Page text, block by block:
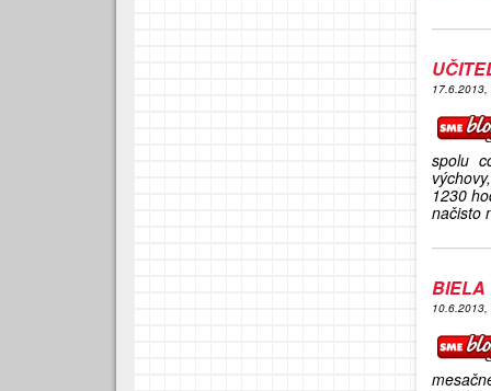
17.6.2013,
spolu
1230
načisto
BIELA
10.6.2013,